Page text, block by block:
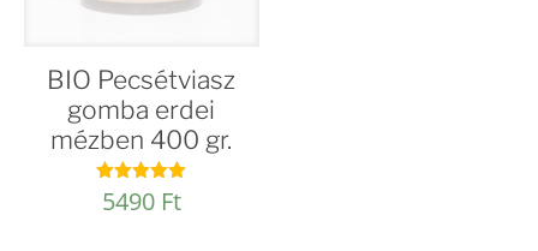
BIO Pecsétviasz
gomba erdei
mézben 400 gr.
Értékelés:
4.97
5490 Ft